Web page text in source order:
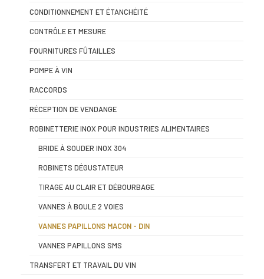
CONDITIONNEMENT ET ÉTANCHÉITÉ
CONTRÔLE ET MESURE
FOURNITURES FÛTAILLES
POMPE À VIN
RACCORDS
RÉCEPTION DE VENDANGE
ROBINETTERIE INOX POUR INDUSTRIES ALIMENTAIRES
BRIDE À SOUDER INOX 304
ROBINETS DÉGUSTATEUR
TIRAGE AU CLAIR ET DÉBOURBAGE
VANNES À BOULE 2 VOIES
VANNES PAPILLONS MACON - DIN
VANNES PAPILLONS SMS
TRANSFERT ET TRAVAIL DU VIN